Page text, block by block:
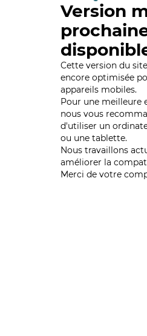
Version
Cette version du
encore optimisée
appareils mobiles.
Pour une meilleure
nous vous
d'utiliser un
ou une tablette.
Nous travaillons
améliorer la
Merci de votre